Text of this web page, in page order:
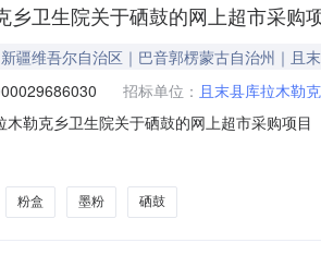
乡卫生院关于硒鼓的网上超市采购
新疆维吾尔自治区｜巴音郭楞蒙古自治州｜且
招标单位： 且末县库拉木勒
木勒克乡卫生院关于硒鼓的网上超市采购项
目所在行政区划名称:新疆维吾尔自治区巴
粉盒 墨粉 硒鼓